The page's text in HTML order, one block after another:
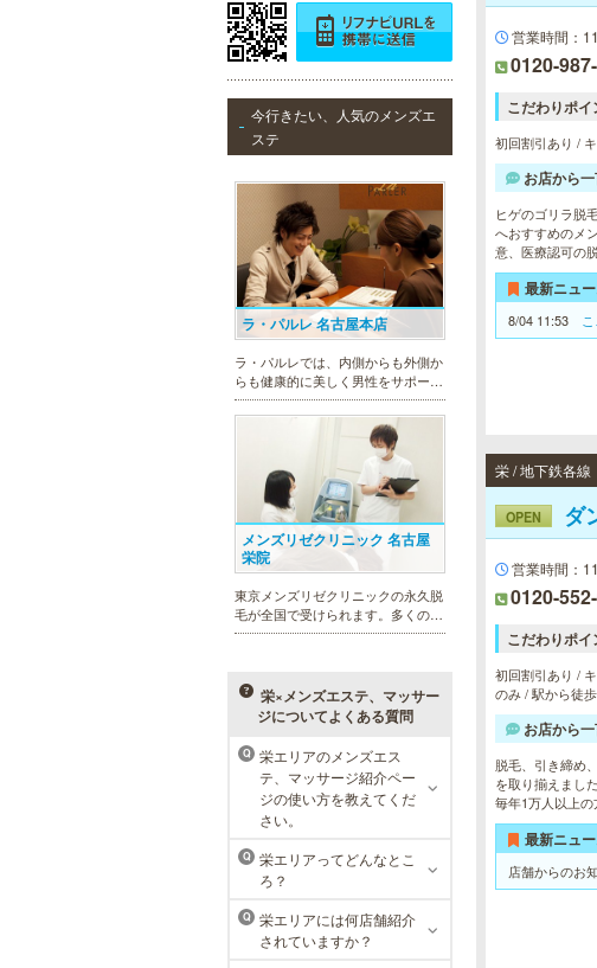
今行きたい、人気のメンズエ
ステ
ラ・パルレ 名古屋本店
ラ・パルレでは、内側からも外側か
らも健康的に美しく男性をサポー
ト。脱メタボリックやダイエット、
マッチョコースやにきび内外コー
ス、アロマトリートメント等多彩な
メニューをご用意。お得な体験コー
スも多数！
メンズリゼクリニック 名古屋
栄院
東京メンズリゼクリニックの永久脱
毛が全国で受けられます。多くの男
性患者様にご支持頂き、新宿1院か
展開するクリニックになりました。
MEN’S TBC 名古屋本店
メンズTBCは、創業以来男性の健康
的な美を追究してきました。豊富な
脱毛メニューを始め、フェイシャル
ケア、下腹引き締め等、各種お得な
体験コースを取り揃えています。選
べる種類の多さで初めての方も安心
です。
栄×メンズエステ、マッサー
ジについてよくある質問
Q
栄エリアのメンズエス
テ、マッサージ紹介ペー
ジの使い方を教えてくだ
さい。
Q
栄エリアってどんなとこ
ろ？
Q
栄エリアには何店舗紹介
されていますか？
営業時間：
0120-
こだわりポイ
初回割引あり /
お店から
ヒゲのゴリラ脱
へおすすめのメ
意、医療認可の
最新ニュ
8/04 11:53
OPEN ダ
営業時間：
0120-
こだわりポイ
初回割引あり /
のみ / 駅から徒
お店から
脱毛、引き締め
を取り揃えまし
毎年1万人以上の
最新ニュ
店舗からのお